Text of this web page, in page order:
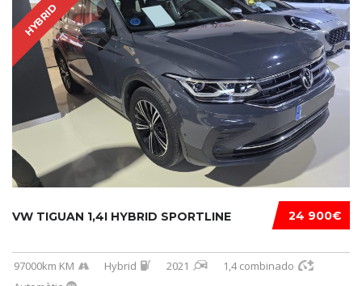
HYBRID
24 900€
VW TIGUAN 1,4I HYBRID SPORTLINE
97000km KM Hybrid 2021
1,4 combinado